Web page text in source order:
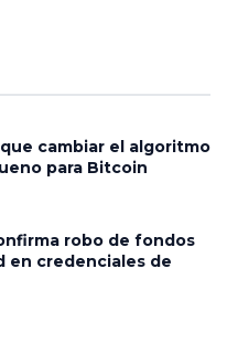
cambiar el algoritmo
para Bitcoin
robo de fondos
en credenciales de